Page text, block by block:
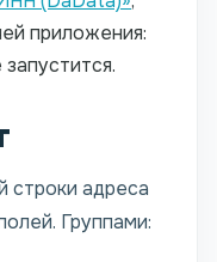
приложения:
строки адреса
Группами: